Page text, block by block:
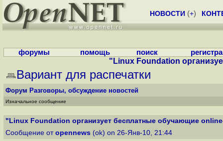
НОВОСТИ (+)
форумы помощь поиск
"Linux Foundation
Вариант для распечатки
Форум Разговоры, обсуждение новостей
Изначальное сообщение
"Linux Foundation организует бесплатные обучающие
Сообщение от opennews (ok) on 26-Янв-10, 21:44